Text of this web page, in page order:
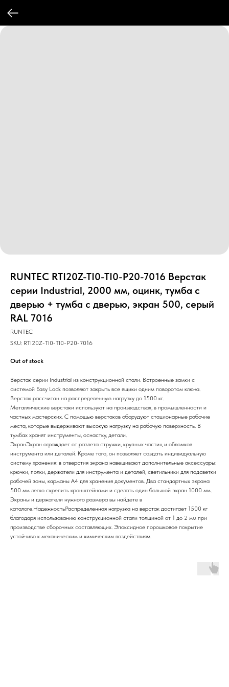
RUNTEC RTI20Z-TI0-TI0-P20-7016 Верстак
серии Industrial, 2000 мм, оцинк, тумба с
дверью + тумба с дверью, экран 500, серый
RAL 7016
RUNTEC
SKU: RTI20Z-TI0-TI0-P20-7016
Out of stock
Верстак серии Industrial из конструкционной стали. Встроенные замки с
системой Easy Lock позволяют закрыть все ящики одним поворотом ключа.
Верстак рассчитан на распределенную нагрузку до 1500 кг.
Металлические верстаки используют на производствах, в промышленности и
частных мастерских. С помощью верстаков оборудуют стационарные рабочие
места, которые выдерживают высокую нагрузку на рабочую поверхность. В
тумбах хранят инструменты, оснастку, детали.
ЭкранЭкран ограждает от разлета стружки, крупных частиц и обломков
инструмента или деталей. Кроме того, он позволяет создать индивидуальную
систему хранения: в отверстия экрана навешивают дополнительные аксессуары:
крючки, полки, держатели для инструмента и деталей, светильники для подсветки
рабочей зоны, карманы А4 для хранения документов. Два стандартных экрана
500 мм легко скрепить кронштейнами и сделать один большой экран 1000 мм.
Экраны и держатели нужного размера вы найдете в
каталоге.НадежностьРаспределенная нагрузка на верстак достигает 1500 кг
благодаря использованию конструкционной стали толщиной от 1 до 2 мм при
производстве сборочных составляющих. Эпоксидное порошковое покрытие
устойчиво к механическим и химическим воздействиям.